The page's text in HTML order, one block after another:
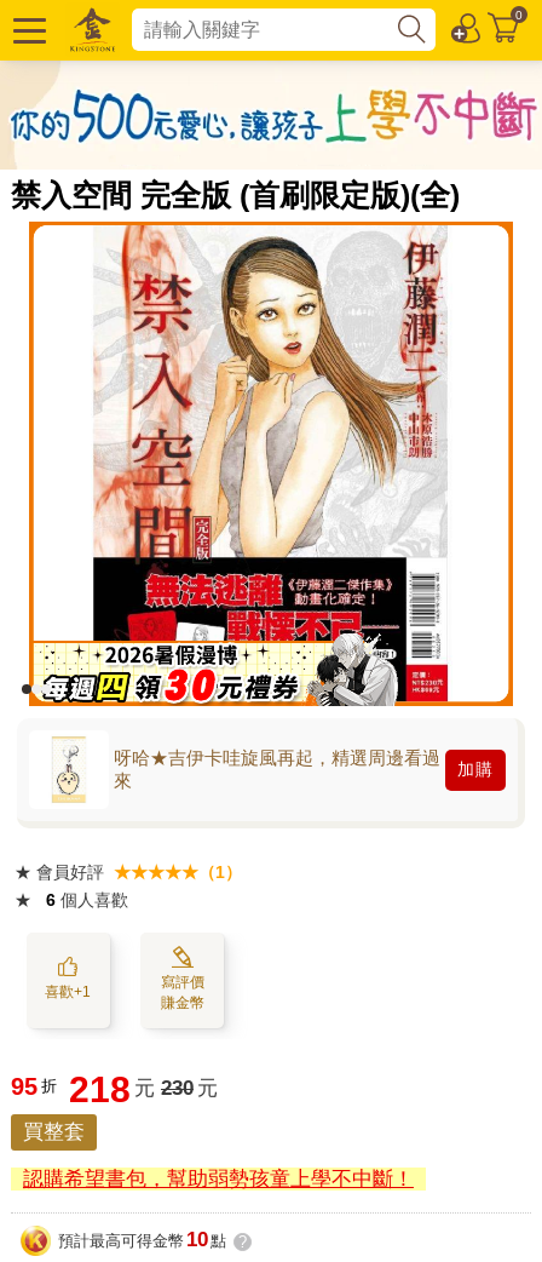
0
禁入空間 完全版 (首刷限定版)(全)
呀哈★吉伊卡哇旋風再起，精選周邊看過
來
加購
★ 會員好評 ★★★★★（1）
★
6 個人喜歡
喜歡+1
寫評價
賺金幣
95 折 218 元 230 元
買整套
認購希望書包，幫助弱勢孩童上學不中斷！
預計最高可得金幣 10點 ?